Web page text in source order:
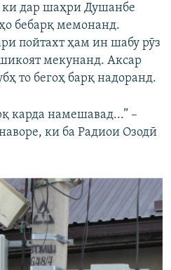
ки дар шаҳри Душанбе
бебарқ мемонанд.
пойтахт ҳам ин шабу рӯз
мекунанд. Аксар
то бегоҳ барқ надоранд.
карда намешавад...” –
ки ба Радиои Озодӣ